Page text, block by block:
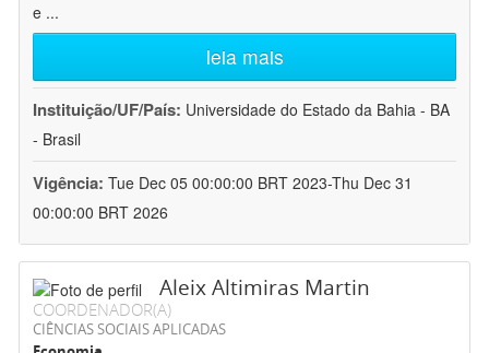
e ...
leia mais
Instituição/UF/País: Universidade do Estado da Bahia - BA
- Brasil
Vigência: Tue Dec 05 00:00:00 BRT 2023-Thu Dec 31
00:00:00 BRT 2026
Aleix Altimiras Martin
COORDENADOR(A)
CIÊNCIAS SOCIAIS APLICADAS